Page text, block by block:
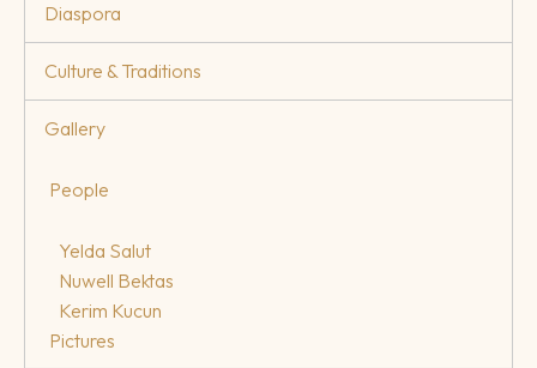
Diaspora
Culture & Traditions
Gallery
People
Yelda Salut
Nuwell Bektas
Kerim Kucun
Pictures